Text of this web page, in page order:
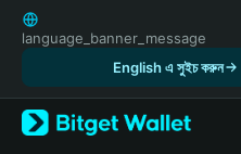
English
日本語
Русский
Español (Latinoamérica)
Türkçe
language_banner_message
English এ সুইচ করুন